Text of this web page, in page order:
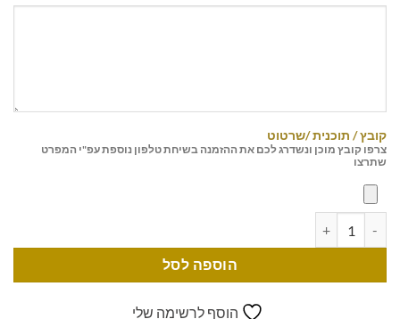
קובץ / תוכנית /שרטוט
צרפו קובץ מוכן ונשדרג לכם את ההזמנה בשיחת טלפון נוספת עפ"י המפרט
שתרצו
הוספה לסל
הוסף לרשימה שלי